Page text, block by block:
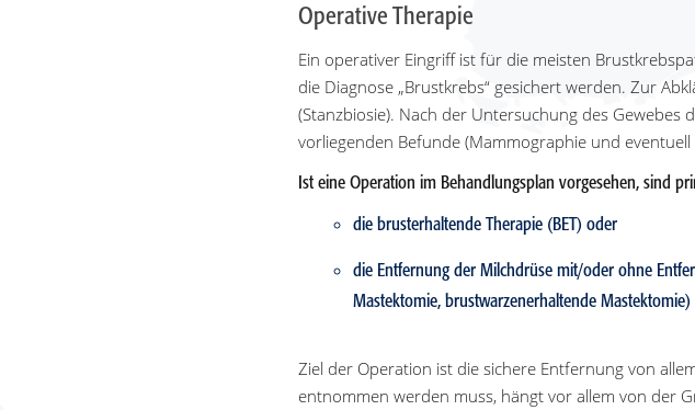
Operative Therapie
Ein operativer Eingriff ist für die meisten
die Diagnose „Brustkrebs“ gesichert werden. Zur
(Stanzbiosie). Nach der Untersuchung des
vorliegenden Befunde (Mammographie und
Ist eine Operation im Behandlungsplan vorgesehen, sind
die brusterhaltende Therapie (BET) oder
die Entfernung der Milchdrüse mit/oder ohne
Mastektomie, brustwarzenerhaltende Mastektomie)
Ziel der Operation ist die sichere Entfernung von
entnommen werden muss, hängt vor allem von der